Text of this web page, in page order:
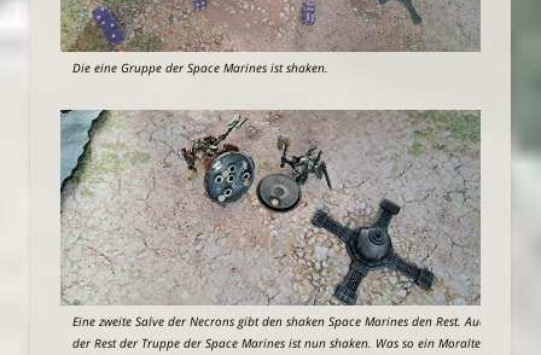
Die eine Gruppe der Space Marines ist shaken.
Eine zweite Salve der Necrons gibt den shaken Space Marines den Rest. Auch
der Rest der Truppe der Space Marines ist nun shaken. Was so ein Moraltest